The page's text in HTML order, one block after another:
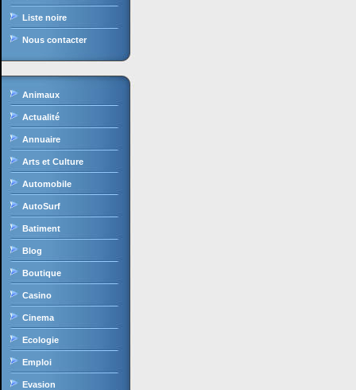
Liste noire
Nous contacter
Animaux
Actualité
Annuaire
Arts et Culture
Automobile
AutoSurf
Batiment
Blog
Boutique
Casino
Cinema
Ecologie
Emploi
Evasion